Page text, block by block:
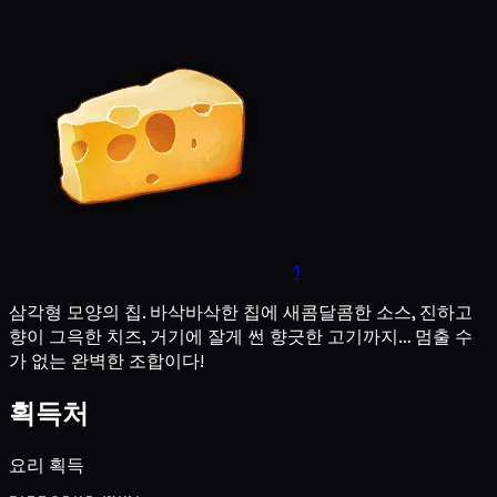
1
삼각형 모양의 칩. 바삭바삭한 칩에 새콤달콤한 소스, 진하고
향이 그윽한 치즈, 거기에 잘게 썬 향긋한 고기까지… 멈출 수
가 없는 완벽한 조합이다!
획득처
요리 획득